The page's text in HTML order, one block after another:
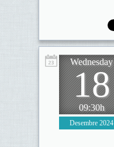
Wednesday
18
09:30h
Desembre 2024